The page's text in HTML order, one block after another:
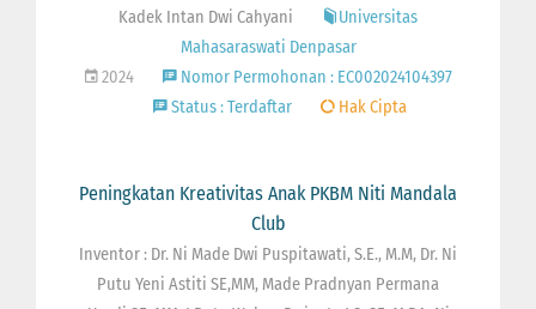
Kadek Intan Dwi Cahyani
Universitas
Mahasaraswati Denpasar
2024
Nomor Permohonan : EC002024104397
Status : Terdaftar
Hak Cipta
Peningkatan Kreativitas Anak PKBM Niti Mandala
Club
Inventor : Dr. Ni Made Dwi Puspitawati, S.E., M.M, Dr. Ni
Putu Yeni Astiti SE,MM, Made Pradnyan Permana